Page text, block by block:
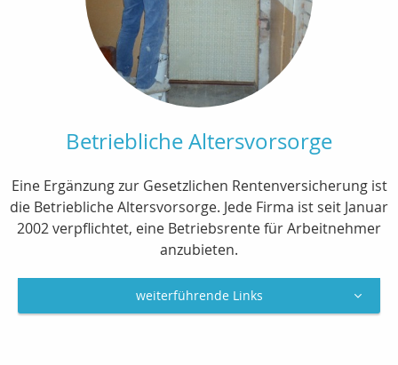
Betriebliche Altersvorsorge
Eine Ergänzung zur Gesetzlichen Rentenversicherung ist
die Betriebliche Altersvorsorge. Jede Firma ist seit Januar
2002 verpflichtet, eine Betriebsrente für Arbeitnehmer
anzubieten.
weiterführende Links